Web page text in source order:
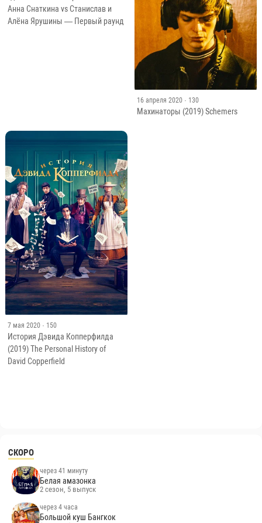
Анна Снаткина vs Станислав и
Алёна Ярушины — Первый раунд
16 апреля 2020 · 130
Махинаторы (2019) Schemers
7 мая 2020 · 150
История Дэвида Копперфилда
(2019) The Personal History of
David Copperfield
СКОРО
через 41 минуту
Белая амазонка
2 сезон, 5 выпуск
через 4 часа
Большой куш Бангкок